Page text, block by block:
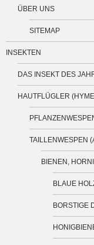
ÜBER UNS
SITEMAP
INSEKTEN
DAS INSEKT DES
HAUTFLÜGLER
TAILLENWESPEN
BIENEN,
BLAUE
BORSTIGE